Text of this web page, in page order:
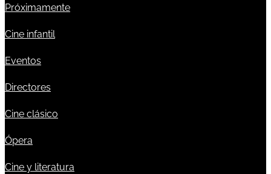
Próximamente
Cine infantil
Eventos
Directores
Cine clásico
Ópera
Cine y literatura